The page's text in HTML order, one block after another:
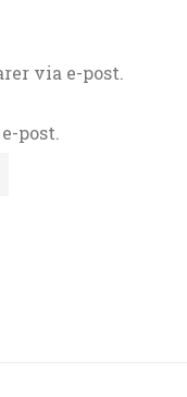
via e-post.
post.